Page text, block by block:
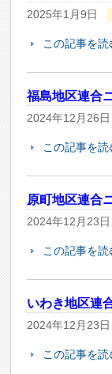
2025年1月9日
この記事を読
福島地区連合
2024年12月26日
この記事を読
原町地区連合
2024年12月23日
この記事を読
いわき地区連
2024年12月23日
この記事を読